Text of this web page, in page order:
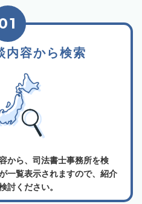
内容から検索
から、司法書士事務所を検
一覧表示されますので、紹介
討ください。